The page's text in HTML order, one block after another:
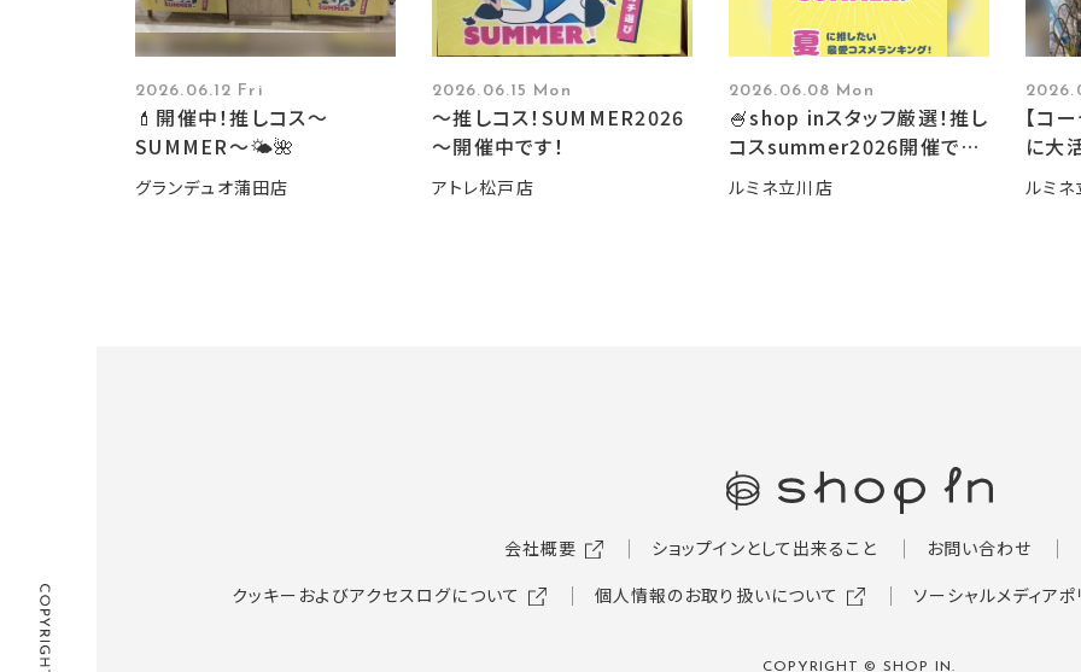
2026.06.12 Fri
💄開催中！推しコス〜
SUMMER〜🌤️🌺
グランデュオ蒲田店
2026.06.15 Mon
～推しコス！SUMMER2026
～開催中です！
アトレ松戸店
2026.06.08 Mon
🍧shop inスタッフ厳選！推し
コスsummer2026開催です
🍧
ルミネ立川店
【コ
に大
ルミ
会社概要 ショップインとして出来ること お問い合わせ
クッキーおよびアクセスログについて
個人情報のお取り扱いについて ソーシャルメディア
COPYRIGHT © SHOP IN.